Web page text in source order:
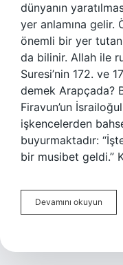
dünyanın
yer anlamına gelir.
önemli bir yer
da bilinir. Allah ile
Suresi’nin 172. ve
demek Arapçada?
Firavun’un
işkencelerden
buyurmaktadır:
bir musibet geldi.”
Devamını okuyun
Kalu